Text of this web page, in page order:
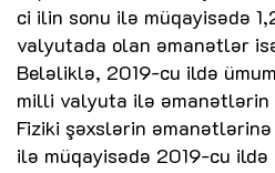
ci ilin sonu ilə müqayisədə
valyutada olan əmanətlər
Beləliklə, 2019-cu ildə
milli valyuta ilə əmanətlərin
Fiziki şəxslərin
ilə müqayisədə 2019-cu